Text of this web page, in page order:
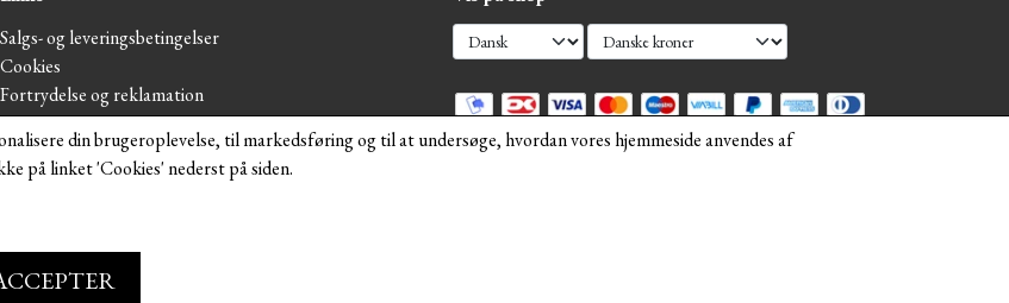
Salgs- og leveringsbetingelser
Cookies
Fortrydelse og reklamation
Kunde login
Om os
din brugeroplevelse, til markedsføring og til at undersøge, hvordan vores hjemmeside anvendes af
på linket 'Cookies' nederst på siden.